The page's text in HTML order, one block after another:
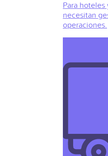
Para
necesitan
operaciones.